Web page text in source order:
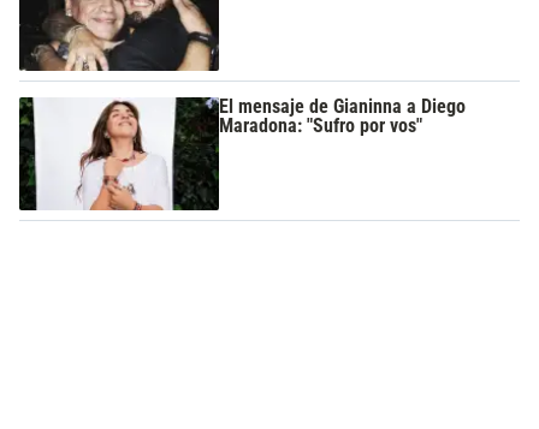
El mensaje de Gianinna a Diego
Maradona: "Sufro por vos"